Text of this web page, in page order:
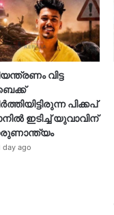
വിട്ട
പിക്കപ്
ഇടിച്ച് യുവാവിന്
day ago